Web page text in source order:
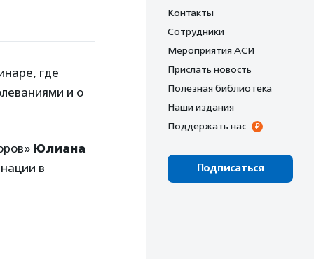
где
и о
Юлиана
в
Контакты
Сотрудники
Мероприятия АСИ
Прислать новость
Полезная библиотека
Наши издания
Поддержать нас
Подписаться